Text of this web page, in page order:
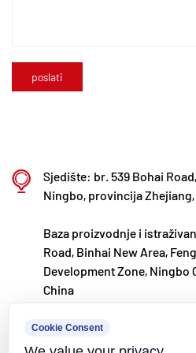
predan privlačenju vrhunskih
disciplinama, kontinuirano
proizvodnji polimernih
Sjedište: br. 539 Bohai
Ningbo, provincija Zhejiang,
Baza proizvodnje i
Road, Binhai New Area,
Development Zone, Ningbo
China
kxpv@kxpv.com
Cookie Consent